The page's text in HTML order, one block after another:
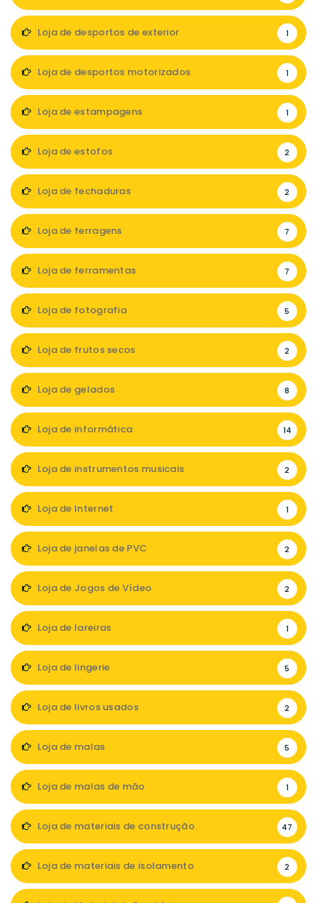
Loja de desportos de exterior 1
Loja de desportos motorizados 1
Loja de estampagens 1
Loja de estofos 2
Loja de fechaduras 2
Loja de ferragens 7
Loja de ferramentas 7
Loja de fotografia 5
Loja de frutos secos 2
Loja de gelados 8
Loja de informática 14
Loja de instrumentos musicais 2
Loja de Internet 1
Loja de janelas de PVC 2
Loja de Jogos de Vídeo 2
Loja de lareiras 1
Loja de lingerie 5
Loja de livros usados 2
Loja de malas 5
Loja de malas de mão 1
Loja de materiais de construção 47
Loja de materiais de isolamento 2